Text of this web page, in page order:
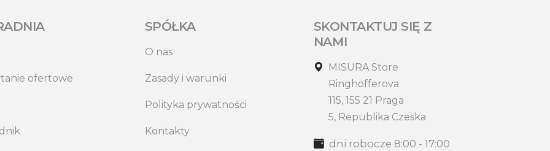
ofertowe
SPÓŁKA
O nas
Zasady i warunki
Polityka prywatności
Kontakty
SKONTAKTUJ SIĘ Z
NAMI
MISURA Store
Ringhofferova
115, 155 21 Praga
5, Republika Czeska
dni robocze 8:00 - 17:00